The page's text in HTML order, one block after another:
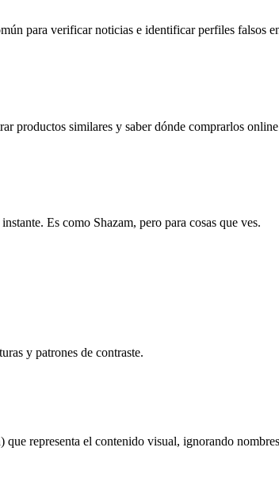
para verificar noticias e identificar perfiles falsos
productos similares y saber dónde comprarlos
Es como Shazam, pero para cosas que ves.
y patrones de contraste.
representa el contenido visual, ignorando